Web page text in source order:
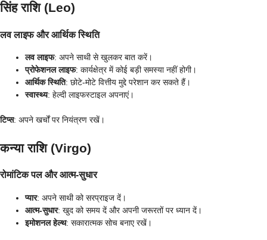
सिंह राशि (Leo)
लव लाइफ और आर्थिक स्थिति
लव लाइफ: अपने साथी से खुलकर बात करें।
प्रोफेशनल लाइफ: कार्यक्षेत्र में कोई बड़ी समस्या नहीं होगी।
आर्थिक स्थिति: छोटे-मोटे वित्तीय मुद्दे परेशान कर सकते हैं।
स्वास्थ्य: हेल्दी लाइफस्टाइल अपनाएं।
टिप्स: अपने खर्चों पर नियंत्रण रखें।
कन्या राशि (Virgo)
रोमांटिक पल और आत्म-सुधार
प्यार: अपने साथी को सरप्राइज दें।
आत्म-सुधार: खुद को समय दें और अपनी जरूरतों पर ध्यान दें।
इमोशनल हेल्थ: सकारात्मक सोच बनाए रखें।